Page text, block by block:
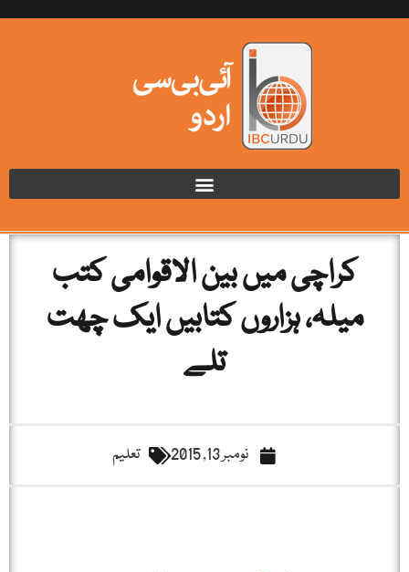
کراچی میں بین الاقوامی کتب
میلہ، ہزاروں کتابیں ایک چھت
تلے
نومبر 13, 2015 تعلیم